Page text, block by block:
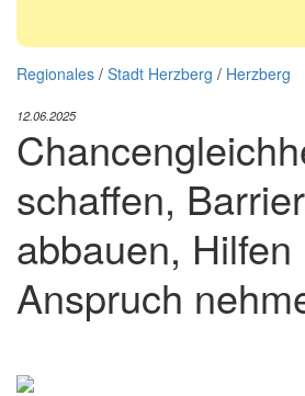
Regionales / Stadt Herzberg / Herzberg
12.06.2025
schaffen,
abbauen, Hilfen
Anspruch